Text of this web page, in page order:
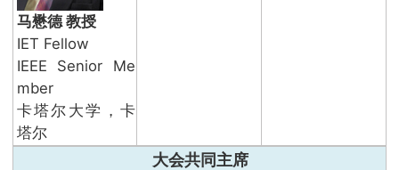
马懋德 教授
IET Fellow
IEEE Senior Me
mber
卡塔尔大学，卡
塔尔
大会共同主席